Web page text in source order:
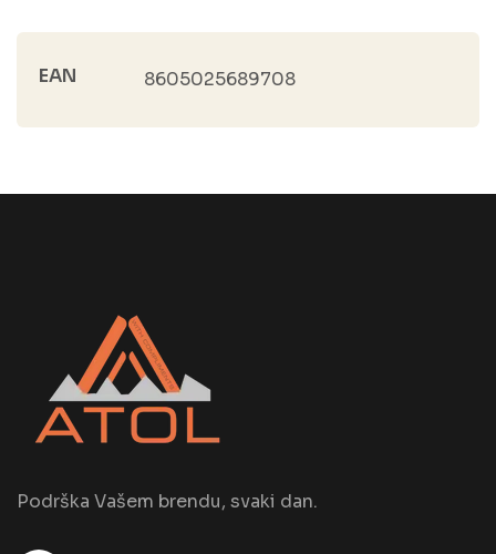
EAN 8605025689708
Podrška Vašem brendu, svaki dan.